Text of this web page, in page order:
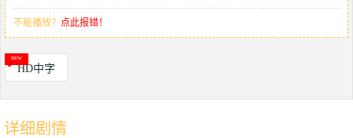
不能播放？ 点此报错！
HD中字
详细剧情